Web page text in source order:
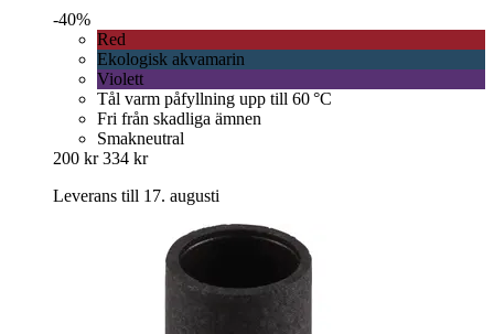
-40%
Red
Ekologisk akvamarin
Violett
Tål varm påfyllning upp till 60 °C
Fri från skadliga ämnen
Smakneutral
200 kr 334 kr
Leverans till 17. augusti